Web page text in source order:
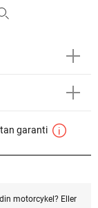
garanti
motorcykel? Eller